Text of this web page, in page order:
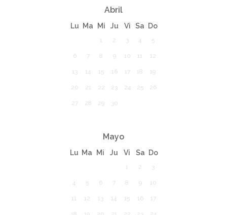
Abril
Lu Ma Mi Ju Vi Sa Do
1 2 3 4 5
6 7 8 9 10 11 12
13 14 15 16 17 18 19
20 21 22 23 24 25 26
27 28 29 30
Mayo
Lu Ma Mi Ju Vi Sa Do
1 2 3
4 5 6 7 8 9 10
11 12 13 14 15 16 17